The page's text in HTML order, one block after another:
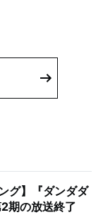
グ】『ダンダダ
期の放送終了